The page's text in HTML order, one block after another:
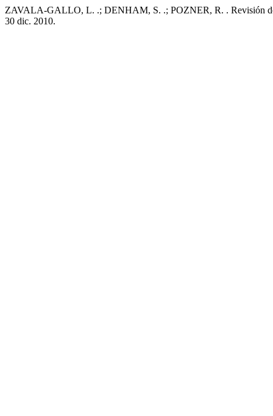
ZAVALA-GALLO, L. .; DENHAM, S. .; POZNER, R. . Revisión
30 dic. 2010.